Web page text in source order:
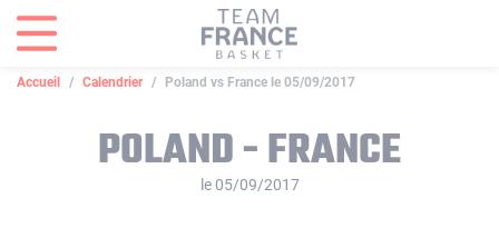
Accueil Calendrier Poland vs France le 05/09/2017
POLAND - FRANCE
le 05/09/2017
Panneau de gestion des cookies